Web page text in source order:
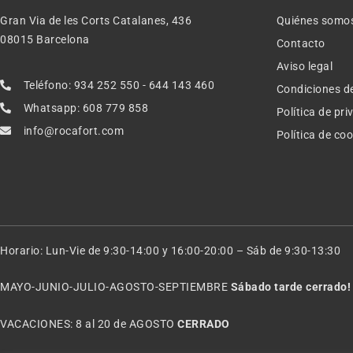
Gran Via de les Corts Catalanes, 436
08015 Barcelona
Teléfono: 934 252 550 - 644 143 460
Whatsapp: 608 779 858
info@rocafort.com
Quiénes
Contacto
Aviso legal
Condiciones
Política de
Política de
Horario: Lun-Vie de 9:30-14:00 y 16:00-20:00 – Sáb de 9:30-13:30
MAYO-JUNIO-JULIO-AGOSTO-SEPTIEMBRE Sábado tarde cerrado!
VACACIONES: 8 al 20 de AGOSTO CERRADO